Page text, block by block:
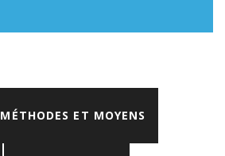
MÉTHODES ET MOYENS